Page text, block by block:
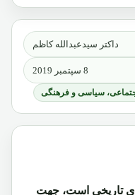
داکتر سیدعبدالله کاظم
8 سپتمبر 2019
سیاسی و فرهنگی
تاریخی است، جهت